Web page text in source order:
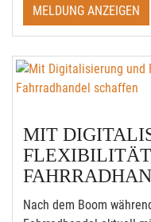
MELDUNG ANZEIGEN
MIT
Nach dem Boom